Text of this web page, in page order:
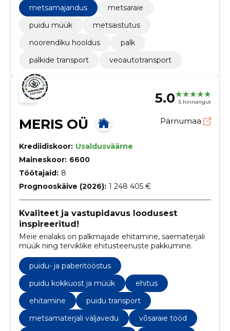
metsamajandus
metsaraie
puidu müük
metsaistutus
noorendiku hooldus
palk
palkide transport
veoautotransport
5.0 5 hinnangut
MERIS OÜ Pärnumaa
Krediidiskoor: Usaldusväärne
Maineskoor: 6600
Töötajaid: 8
Prognooskäive (2026): 1 248 405 €
Kvaliteet ja vastupidavus loodusest
inspireeritud!
Meie erialaks on palkmajade ehitamine, saematerjali
müük ning terviklike ehitusteenuste pakkumine.
puidu- ja paberitööstus
puidu kokkuost ja müük
ehitus
ehitamine
puidu transport
metsamaterjali väljavedu
võsaraie tööd